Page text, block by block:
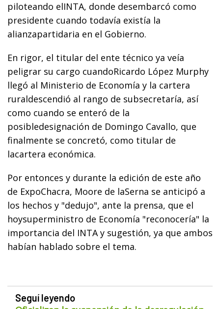
piloteando elINTA, donde desembarcó como
presidente cuando todavía existía la
alianzapartidaria en el Gobierno.
En rigor, el titular del ente técnico ya veía
peligrar su cargo cuandoRicardo López Murphy
llegó al Ministerio de Economía y la cartera
ruraldescendió al rango de subsecretaría, así
como cuando se enteró de la
posibledesignación de Domingo Cavallo, que
finalmente se concretó, como titular de
lacartera económica.
Por entonces y durante la edición de este año
de ExpoChacra, Moore de laSerna se anticipó a
los hechos y "dedujo", ante la prensa, que el
hoysuperministro de Economía "reconocería" la
importancia del INTA y sugestión, ya que ambos
habían hablado sobre el tema.
Seguí leyendo